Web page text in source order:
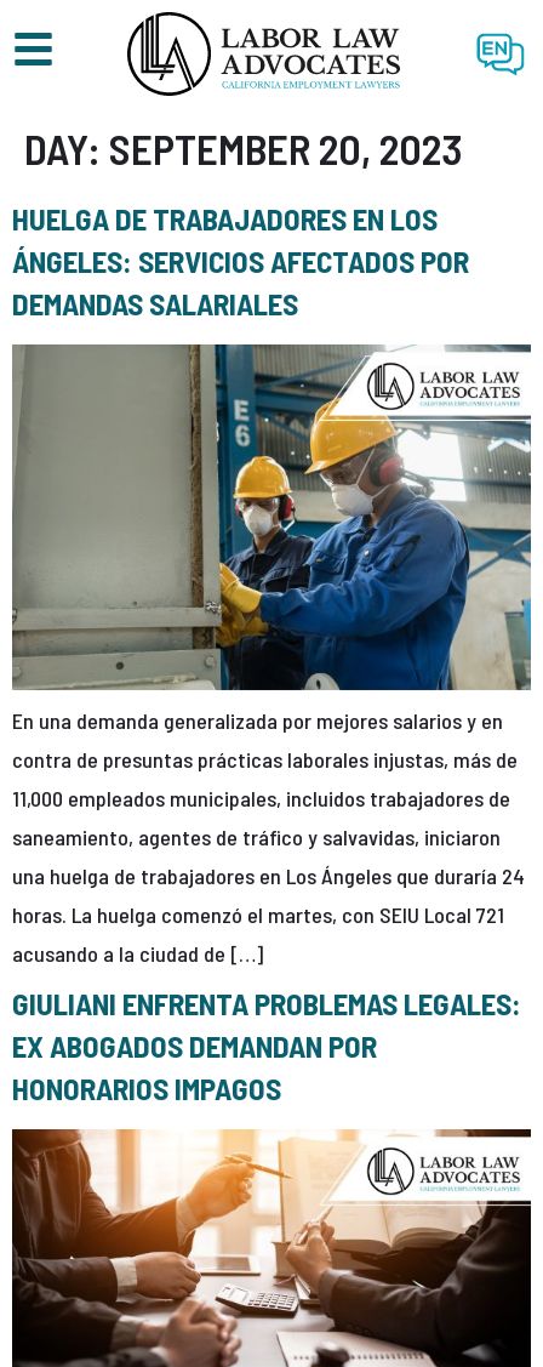
EN
DAY: SEPTEMBER 20, 2023
HUELGA DE TRABAJADORES EN LOS
ÁNGELES: SERVICIOS AFECTADOS POR
DEMANDAS SALARIALES
En una demanda generalizada por mejores salarios y en
contra de presuntas prácticas laborales injustas, más de
11,000 empleados municipales, incluidos trabajadores de
saneamiento, agentes de tráfico y salvavidas, iniciaron
una huelga de trabajadores en Los Ángeles que duraría 24
horas. La huelga comenzó el martes, con SEIU Local 721
acusando a la ciudad de […]
GIULIANI ENFRENTA PROBLEMAS LEGALES:
EX ABOGADOS DEMANDAN POR
HONORARIOS IMPAGOS